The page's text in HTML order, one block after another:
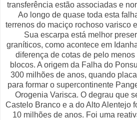
transferência estão associadas e
Ao longo de quase toda esta
terrenos do maciço rochoso varisco
Sua escarpa está melhor
graníticos, como acontece em
diferença de cotas de pelo
blocos. A origem da Falha do
300 milhões de anos, quando
para formar o supercontinente
Orogenia Varisca. O degrau que
Castelo Branco e a do Alto Alentejo
10 milhões de anos. Foi uma